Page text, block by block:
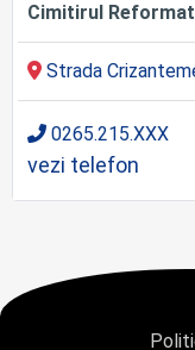
Cimitirul Reformat
Strada
0265.215.XXX
vezi telefon